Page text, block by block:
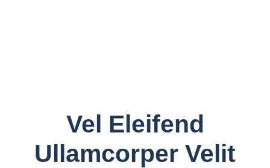
Vel Eleifend
Ullamcorper Velit